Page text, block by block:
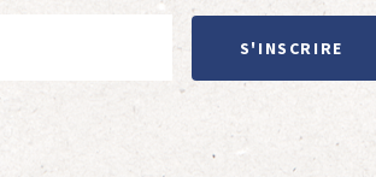
S'INSCRIRE